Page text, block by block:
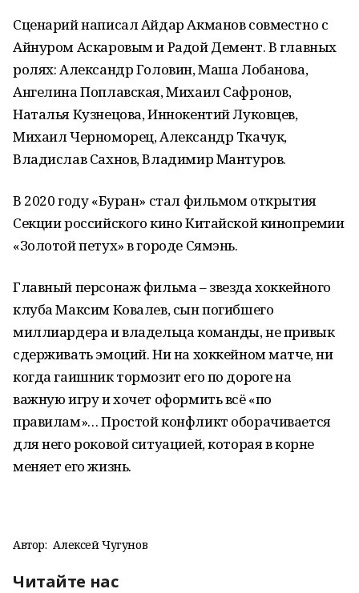
Сценарий написал Айдар Акманов совместно с
Айнуром Аскаровым и Радой Демент. В главных
ролях: Александр Головин, Маша Лобанова,
Ангелина Поплавская, Михаил Сафронов,
Наталья Кузнецова, Иннокентий Луковцев,
Михаил Черноморец, Александр Ткачук,
Владислав Сахнов, Владимир Мантуров.
В 2020 году «Буран» стал фильмом открытия
Секции российского кино Китайской кинопремии
«Золотой петух» в городе Сямэнь.
Главный персонаж фильма – звезда хоккейного
клуба Максим Ковалев, сын погибшего
миллиардера и владельца команды, не привык
сдерживать эмоций. Ни на хоккейном матче, ни
когда гаишник тормозит его по дороге на
важную игру и хочет оформить всё «по
правилам»… Простой конфликт оборачивается
для него роковой ситуацией, которая в корне
меняет его жизнь.
Автор: Алексей Чугунов
Читайте нас